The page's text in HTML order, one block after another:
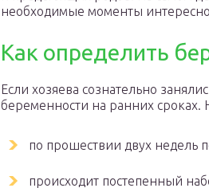
необходимые моменты
Как определить
Если хозяева сознательно
беременности на ранних сроках.
по прошествии двух недель
происходит постепенный